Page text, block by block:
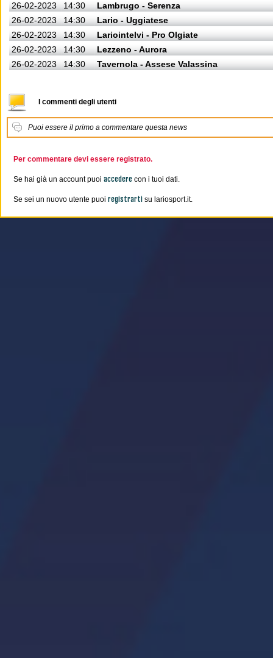
26-02-2023
14:30
Lambrugo - Serenza
26-02-2023
14:30
Lario - Uggiatese
26-02-2023
14:30
Lariointelvi - Pro Olgiate
26-02-2023
14:30
Lezzeno - Aurora
26-02-2023
14:30 Tavernola - Assese Valassina
I commenti degli utenti
Puoi essere il primo a commentare questa news
Per commentare devi essere registrato.
Se hai già un account puoi accedere con i tuoi dati.
Se sei un nuovo utente puoi registrarti su lariosport.it.